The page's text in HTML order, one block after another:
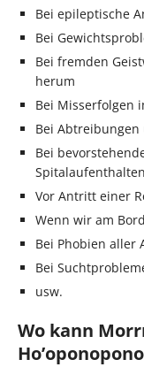
Bei epileptische
Bei
Bei fremden
herum
Bei Misserfolgen
Bei
Bei
Spitalaufenthalten
Vor Antritt einer
Wenn wir am
Bei Phobien aller
Bei
usw.
Wo kann